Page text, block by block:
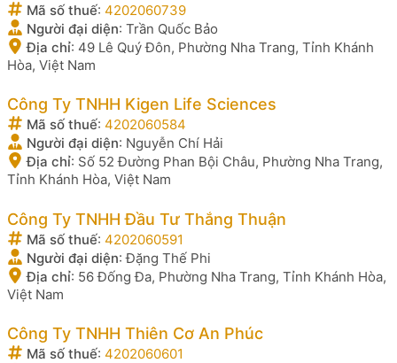
Mã số thuế: 4202060739
Người đại diện: Trần Quốc Bảo
Địa chỉ: 49 Lê Quý Đôn, Phường Nha Trang, Tỉnh Khánh
Hòa, Việt Nam
Công Ty TNHH Kigen Life Sciences
Mã số thuế: 4202060584
Người đại diện: Nguyễn Chí Hải
Địa chỉ: Số 52 Đường Phan Bội Châu, Phường Nha Trang,
Tỉnh Khánh Hòa, Việt Nam
Công Ty TNHH Đầu Tư Thắng Thuận
Mã số thuế: 4202060591
Người đại diện:Đặng Thế Phi
Địa chỉ: 56 Đống Đa, Phường Nha Trang, Tỉnh Khánh Hòa,
Việt Nam
Công Ty TNHH Thiên Cơ An Phúc
Mã số thuế: 4202060601